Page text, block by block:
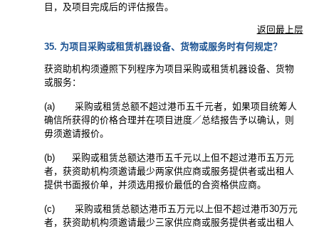
目，及项目完成后的评估报告。
返回最上层
35. 为项目采购或租赁机器设备、货物或服务时有何规定？
获资助机构须遵照下列程序为项目采购或租赁机器设备、货物
或服务：
(a) 采购或租赁总额不超过港币五千元者，如果项目统筹人
确信所获得的价格合理并在项目进度／总结报告予以确认，则
毋须邀请报价。
(b) 采购或租赁总额达港币五千元以上但不超过港币五万元
者，获资助机构须邀请最少两家供应商或服务提供者或出租人
提供书面报价单，并须选用报价最低的合资格供应商。
(c) 采购或租赁总额达港币五万元以上但不超过港币30万元
者，获资助机构须邀请最少三家供应商或服务提供者或出租人